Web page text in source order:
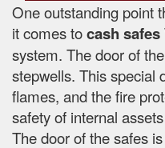
One outstanding point
it comes tocash safes
system. The door of
stepwells. This special
flames, and the fire
safety of internal
The door of the safes